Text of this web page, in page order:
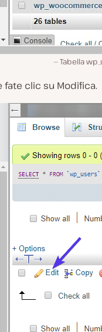
Tabella
fate clic su Modifica.